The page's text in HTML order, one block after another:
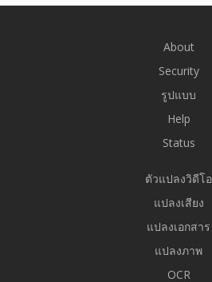
About
Security
รูปแบบ
Help
Status
ตัวแปลงวิดีโอ
แปลงเสียง
แปลงเอกสาร
แปลงภาพ
OCR